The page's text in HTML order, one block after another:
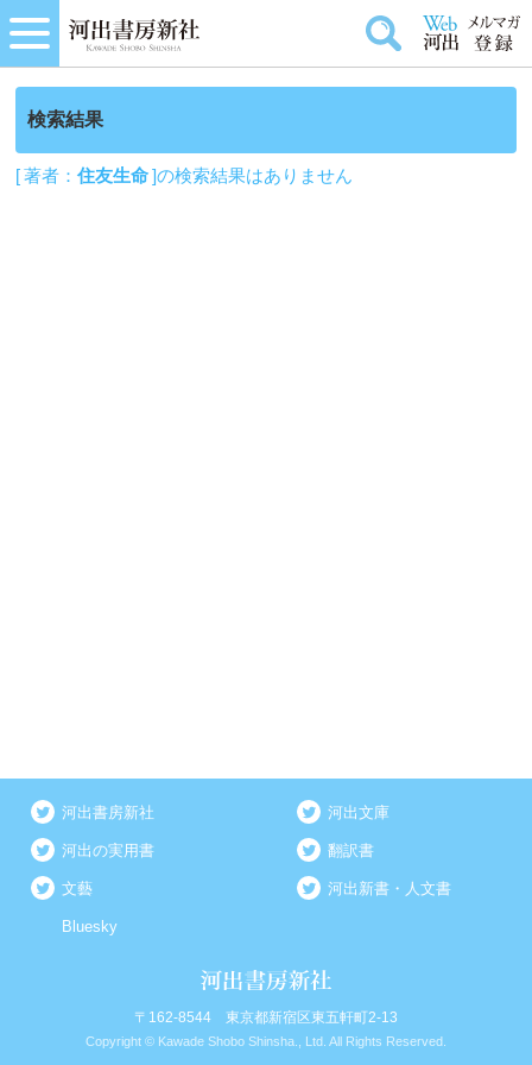
検索結果
[ 著者：住友生命]の検索結果はありません
河出書房新社 河出文庫
河出の実用書 翻訳書
文藝 河出新書・人文書
Bluesky
〒162-8544 東京都新宿区東五軒町2-13
Copyright © Kawade Shobo Shinsha., Ltd. All Rights Reserved.